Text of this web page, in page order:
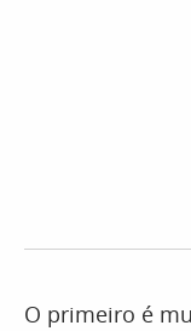
O primeiro é